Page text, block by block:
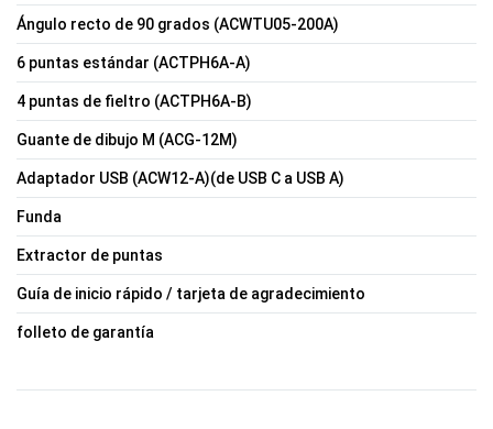
Ángulo recto de 90 grados (ACWTU05-200A)
6 puntas estándar (ACTPH6A-A)
4 puntas de fieltro (ACTPH6A-B)
Guante de dibujo M (ACG-12M)
Adaptador USB (ACW12-A)(de USB C a USB A)
Funda
Extractor de puntas
Guía de inicio rápido / tarjeta de agradecimiento
folleto de garantía